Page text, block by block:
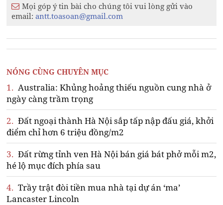
Mọi góp ý tin bài cho chúng tôi vui lòng gửi vào
email:antt.toasoan@gmail.com
NÓNG CÙNG CHUYÊN MỤC
1. Australia: Khủng hoảng thiếu nguồn cung nhà ở
ngày càng trầm trọng
2. Đất ngoại thành Hà Nội sắp tấp nập đấu giá, khởi
điểm chỉ hơn 6 triệu đồng/m2
3. Đất rừng tỉnh ven Hà Nội bán giá bát phở mỗi m2,
hé lộ mục đích phía sau
4. Trầy trật đòi tiền mua nhà tại dự án ‘ma’
Lancaster Lincoln